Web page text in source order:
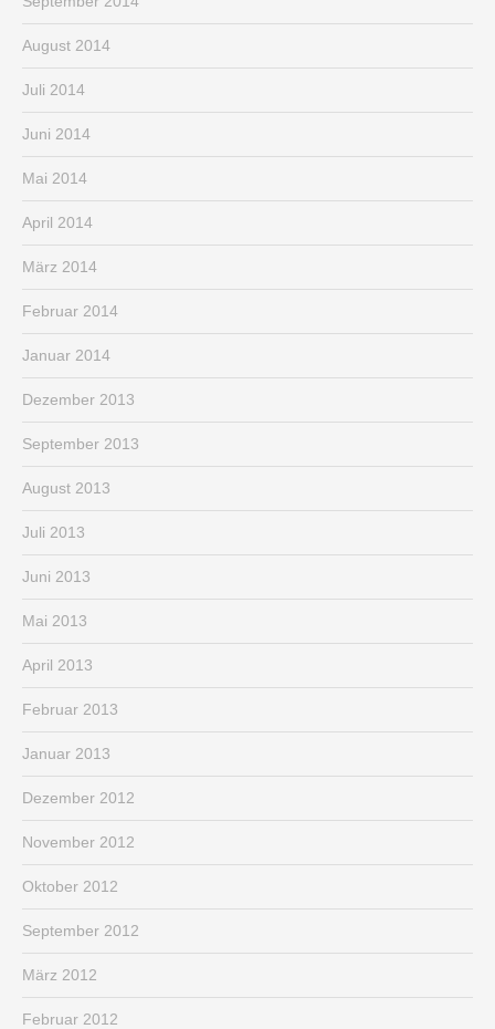
August 2014
Juli 2014
Juni 2014
Mai 2014
April 2014
März 2014
Februar 2014
Januar 2014
Dezember 2013
September 2013
August 2013
Juli 2013
Juni 2013
Mai 2013
April 2013
Februar 2013
Januar 2013
Dezember 2012
November 2012
Oktober 2012
September 2012
März 2012
Februar 2012